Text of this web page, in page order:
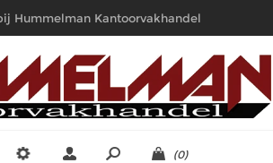
Hummelman Kantoorvakhandel
(0)